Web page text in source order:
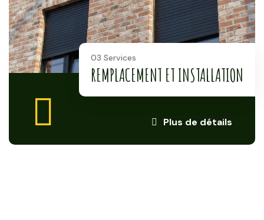
Plus de détails
03 Services
REMPLACEMENT ET INSTALLATION